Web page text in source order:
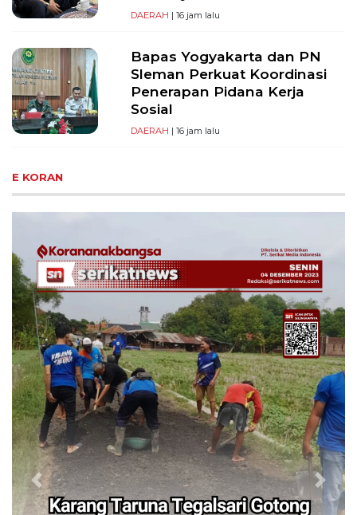
DAERAH | 16 jam lalu
Bapas Yogyakarta dan PN
Sleman Perkuat Koordinasi
Penerapan Pidana Kerja
Sosial
DAERAH | 16 jam lalu
E KORAN
Previous Next